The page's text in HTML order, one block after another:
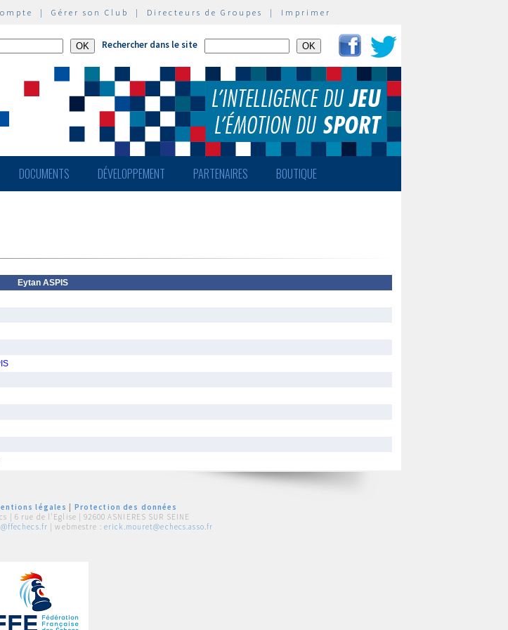
| Gérer son Club | Directeurs de Groupes | Imprimer
Rechercher dans le site
DOCUMENTS DÉVELOPPEMENT PARTENAIRES BOUTIQUE
Eytan ASPIS
légales
Protection des données
| 6 rue de l'Eglise | 92600 ASNIERES SUR SEINE
| webmestre : erick.mouret@echecs.asso.fr